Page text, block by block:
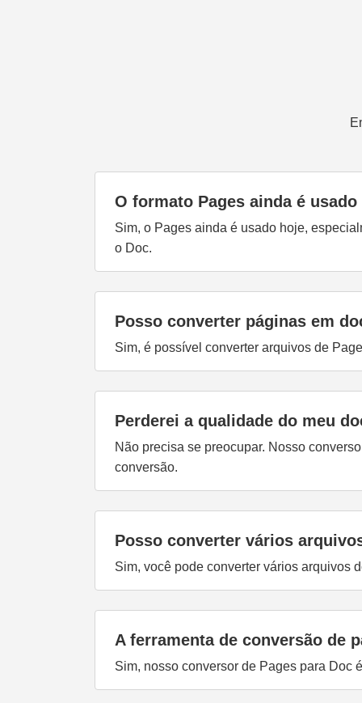
O formato Pages ainda é usado
Sim, o Pages ainda é usado hoje,
o Doc.
Posso converter páginas em
Sim, é possível converter arquivos de
Perderei a qualidade do meu
Não precisa se preocupar. Nosso
conversão.
Posso converter vários
Sim, você pode converter vários arquivos
A ferramenta de conversão de
Sim, nosso conversor de Pages para Doc